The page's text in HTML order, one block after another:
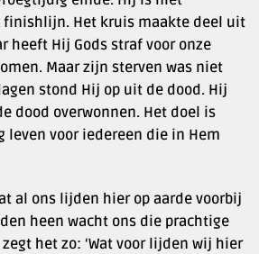
finishlijn. Het kruis maakte deel uit
heeft Hij Gods straf voor onze
Maar zijn sterven was niet
stond Hij op uit de dood. Hij
dood overwonnen. Het doel is
leven voor iedereen die in Hem
al ons lijden hier op aarde voorbij
heen wacht ons die prachtige
het zo: ‘Wat voor lijden wij hier